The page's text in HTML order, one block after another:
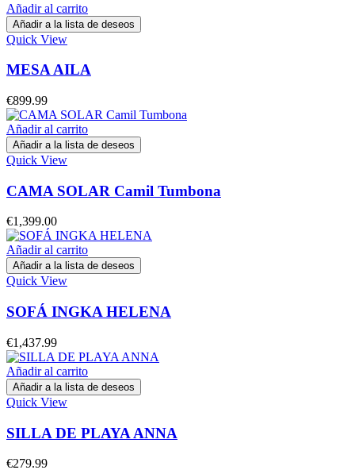
Añadir al carrito
Añadir a la lista de deseos
Quick View
MESA AILA
€899.99
Añadir al carrito
Añadir a la lista de deseos
Quick View
CAMA SOLAR Camil Tumbona
€1,399.00
Añadir al carrito
Añadir a la lista de deseos
Quick View
SOFÁ INGKA HELENA
€1,437.99
Añadir al carrito
Añadir a la lista de deseos
Quick View
SILLA DE PLAYA ANNA
€279.99